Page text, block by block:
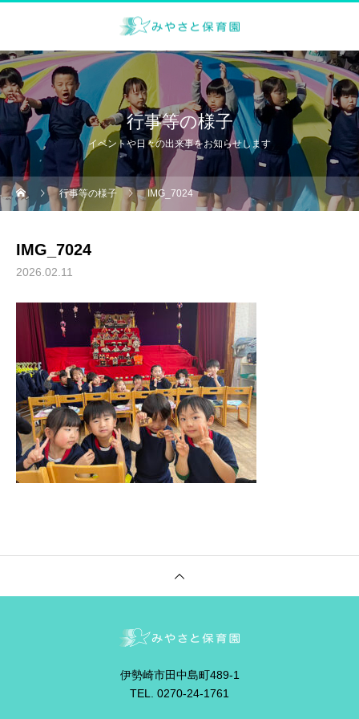
行事等の様子
イベントや日々の出来事をお知らせします
行事等の様子 IMG_7024
IMG_7024
2026.02.11
伊勢崎市田中島町489-1
TEL. 0270-24-1761